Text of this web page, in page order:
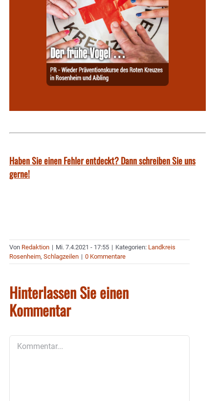
Haben Sie einen Fehler entdeckt? Dann schreiben Sie uns
gerne!
Von Redaktion | Mi. 7.4.2021 - 17:55 | Kategorien: Landkreis
Rosenheim, Schlagzeilen | 0 Kommentare
Hinterlassen Sie einen
Kommentar